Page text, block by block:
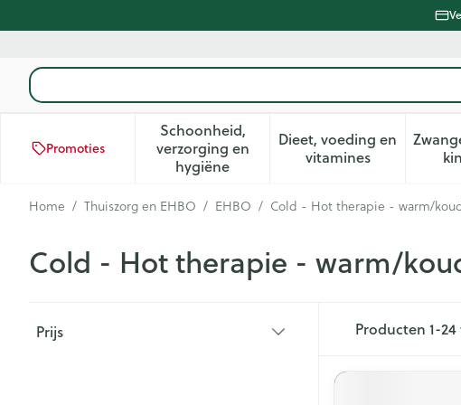
Product, merk, categorie...
Promoties
Schoonheid,
verzorging en
hygiëneToon submenu voor Schoonheid,
Dieet, voeding en
vitaminesToon submenu
Home / Thuiszorg en EHBO / EHBO / Cold - Hot therapie - warm/
Cold - Hot therapie - warm/
Prijs
Producten 1-24